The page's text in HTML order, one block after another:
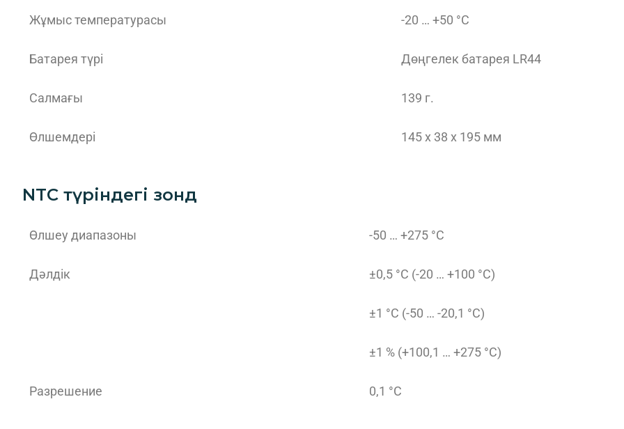
Жұмыс температурасы -20 … +50 °C
Батарея түрі Дөңгелек батарея LR44
Салмағы 139 г.
Өлшемдері 145 x 38 x 195 мм
NTC түріндегі зонд
Өлшеу диапазоны -50 … +275 °C
Дәлдік ±0,5 °C (-20 … +100 °C)
±1 °C (-50 … -20,1 °C)
±1 % (+100,1 … +275 °C)
Разрешение 0,1 °C